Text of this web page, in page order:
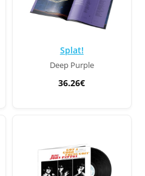
Splat!
Deep Purple
36.26€